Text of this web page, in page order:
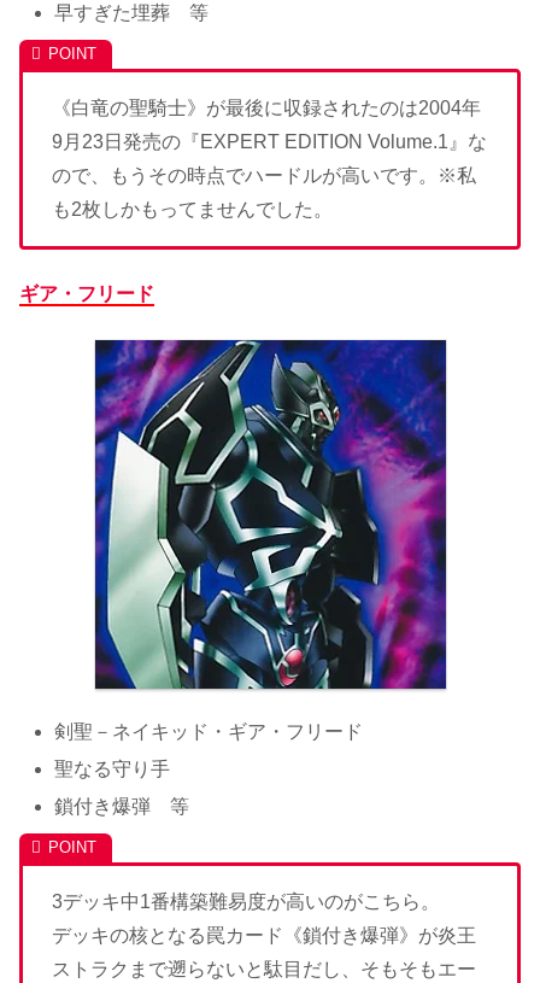
早すぎた埋葬 等
《白竜の聖騎士》が最後に収録されたのは2004年
9月23日発売の『EXPERT EDITION Volume.1』な
ので、もうその時点でハードルが高いです。※私
も2枚しかもってませんでした。
ギア・フリード
剣聖－ネイキッド・ギア・フリード
聖なる守り手
鎖付き爆弾 等
3デッキ中1番構築難易度が高いのがこちら。
デッキの核となる罠カード《鎖付き爆弾》が炎王
ストラクまで遡らないと駄目だし、そもそもエー